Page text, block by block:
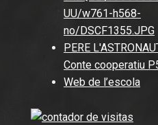
UU/w761-h568-
no/DSCF1355.JPG
PERE
Conte cooperatiu
Web de l’escola